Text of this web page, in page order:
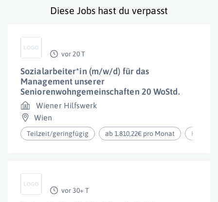
Diese Jobs hast du verpasst
vor 20 T
Sozialarbeiter*in (m/w/d) für das
Management unserer
Seniorenwohngemeinschaften 20 WoStd.
Wiener Hilfswerk
Wien
Teilzeit/geringfügig ab 1.810,22€ pro Monat
vor 30+ T